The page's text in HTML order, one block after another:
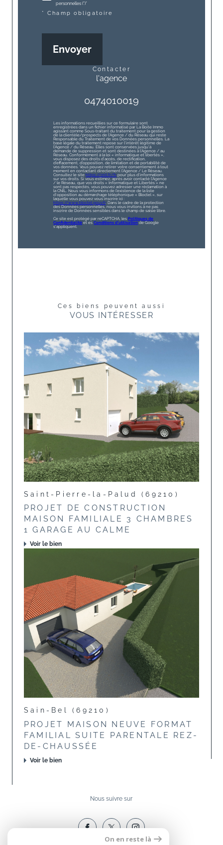
personnelles (*)*
* Champ obligatoire
Envoyer
contacter
l'agence
0474010019
Les informations recueillies sur ce formulaire sont
enregistrées dans un fichier informatisé par La Boite Immo
agissant comme Sous-traitant du traitement pour la gestion
de la clientèle/prospects de l'Agence / du Réseau qui reste
Responsable du Traitement de vos Données personnelles. La
base légale du traitement repose sur l'intérêt légitime de
l'Agence / du Réseau. Elles sont conservées jusqu'à
demande de suppression et sont destinées à l'Agence / au
Réseau. Conformément à la loi « informatique et libertés »,
vous disposez des droits d’accès, de rectification,
d’effacement, d’opposition, de limitation et de portabilité de
vos données. Vous pouvez retirer votre consentement à tout
moment en contactant directement l’Agence / Le Réseau.
Consultez le site https://cnil.fr/fr pour plus d’informations
sur vos droits. Si vous estimez, après avoir contacté l'Agence
/ le Réseau, que vos droits « Informatique et Libertés » ne
sont pas respectés, vous pouvez adresser une réclamation à
la CNIL. Nous vous informons de l’existence de la liste
d'opposition au démarchage téléphonique « Bloctel », sur
laquelle vous pouvez vous inscrire ici :
https://www.bloctel.gouv.fr. Dans le cadre de la protection
des Données personnelles, nous vous invitons à ne pas
inscrire de Données sensibles dans le champ de saisie libre.
Ce site est protégé par reCAPTCHA, les Politiques de
Confidentialité et esConditions d'utilisation de Google
s'appliquent.
Ces biens peuvent aussi
VOUS INTÉRESSER
Saint-Pierre-la-Palud (69210)
PROJET DE CONSTRUCTION
MAISON FAMILIALE 3 CHAMBRES
1 GARAGE AU CALME
Voir le bien
Sain-Bel (69210)
PROJET MAISON NEUVE FORMAT
FAMILIAL SUITE PARENTALE REZ-
DE-CHAUSSÉE
Voir le bien
Nous suivre sur
On en reste là